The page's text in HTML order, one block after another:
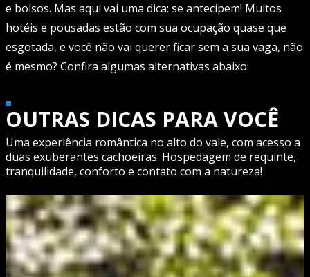
e bolsos. Mas aqui vai uma dica: se antecipem! Muitos
hotéis e pousadas estão com sua ocupação quase que
esgotada, e você não vai querer ficar sem a sua vaga, não
é mesmo? Confira algumas alternativas abaixo:
OUTRAS DICAS PARA VOCÊ
Uma experiência romântica no alto do vale, com acesso a
duas exuberantes cachoeiras. Hospedagem de requinte,
tranquilidade, conforto e contato com a natureza!